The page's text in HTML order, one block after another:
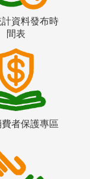
資料發布時
間表
者保護專區